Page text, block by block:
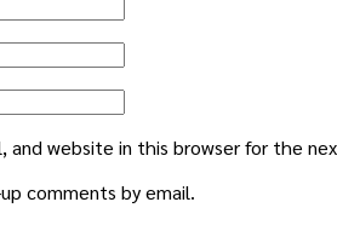
and website in this browser for the
comments by email.